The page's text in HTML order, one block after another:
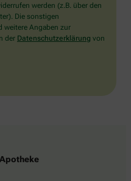
werden (z.B. über den
Die sonstigen
weitere Angaben zur
der Datenschutzerklärung von